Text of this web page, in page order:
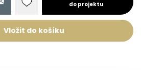
Vložit do košíku
do projektu